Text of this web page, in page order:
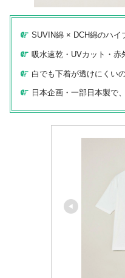
SUVIN綿 × DCH綿のハイ
吸水速乾・UVカット・赤
白でも下着が透けにくい
日本企画・一部日本製で